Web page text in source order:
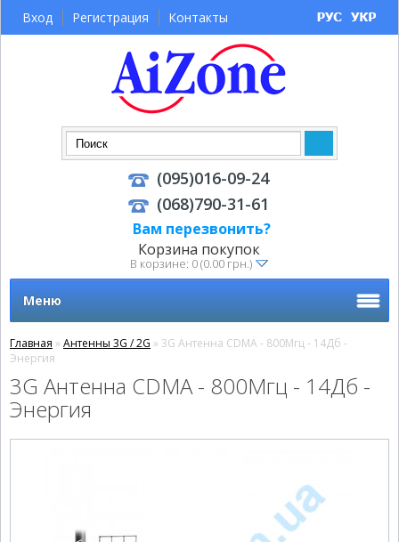
Корзина покупок
В корзине: 0 (0.00 грн.)
(095)016-09-24
(068)790-31-61
Вам перезвонить?
Вход Регистрация Контакты
Меню
Главная » Антенны 3G / 2G » 3G Антенна CDMA - 800Мгц - 14Дб -
Энергия
3G Антенна CDMA - 800Мгц - 14Дб -
Энергия